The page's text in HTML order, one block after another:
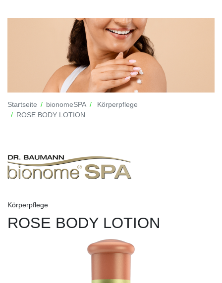
Startseite bionomeSPA
Körperpflege
ROSE BODY LOTION
Körperpflege
ROSE BODY LOTION